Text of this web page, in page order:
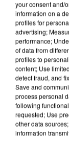
UN SECOND
your consent and/
information on a
profiles for
advertising;
performance;
of data from
profiles to
content; Use
detect fraud, and
Save and
process personal
following
requested; Use
other data
information